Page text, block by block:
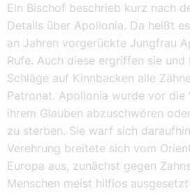
Ein Bischof beschrieb kurz nach
Details über Apollonia. Da heißt
an Jahren vorgerückte Jungfrau
Rufe. Auch diese ergriffen sie
Schläge auf Kinnbacken alle
Patronat. Apollonia wurde vor die
ihrem Glauben abzuschwören
zu sterben. Sie warf sich
Verehrung breitete sich vom
Europa aus, zunächst gegen
Menschen meist hilflos